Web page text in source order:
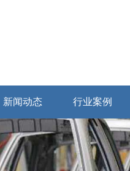
新闻动态 行业案例